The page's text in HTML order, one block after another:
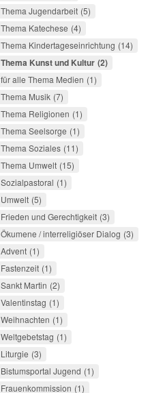
Thema Jugendarbeit 5
Thema Katechese 4
Thema Kindertageseinrichtung 14
Thema Kunst und Kultur 2
für alle Thema Medien 1
Thema Musik 7
Thema Religionen 1
Thema Seelsorge 1
Thema Soziales 11
Thema Umwelt 15
Sozialpastoral 1
Umwelt 5
Frieden und Gerechtigkeit 3
Ökumene / interreligiöser Dialog 3
Advent 1
Fastenzeit 1
Sankt Martin 2
Valentinstag 1
Weihnachten 1
Weltgebetstag 1
Liturgie 3
Bistumsportal Jugend 1
Frauenkommission 1